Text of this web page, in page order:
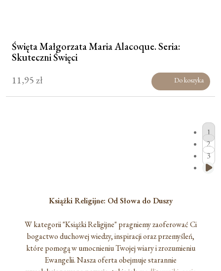
Święta Małgorzata Maria Alacoque. Seria:
Skuteczni Święci
11,95zł Do koszyka
Książki Religijne: Od Słowa do Duszy
W kategorii "Książki Religijne" pragniemy zaoferować Ci
bogactwo duchowej wiedzy, inspiracji oraz przemyśleń,
które pomogą w umocnieniu Twojej wiary i zrozumieniu
Ewangelii. Nasza oferta obejmuje starannie
1
2
3